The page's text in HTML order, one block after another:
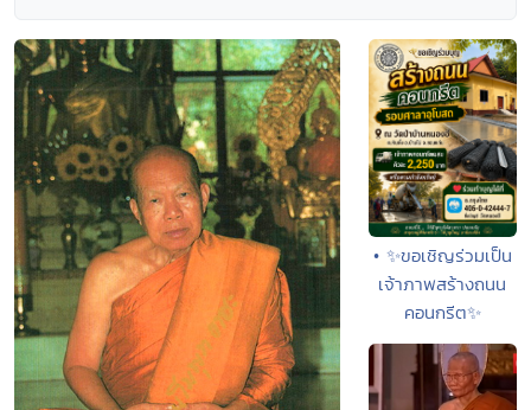
• ✨ขอเชิญร่วมเป็น
เจ้าภาพสร้างถนน
คอนกรีต✨